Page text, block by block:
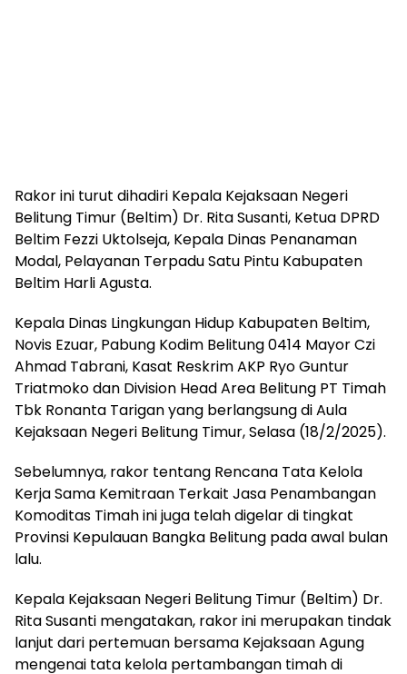
Rakor ini turut dihadiri Kepala Kejaksaan Negeri
Belitung Timur (Beltim) Dr. Rita Susanti, Ketua DPRD
Beltim Fezzi Uktolseja, Kepala Dinas Penanaman
Modal, Pelayanan Terpadu Satu Pintu Kabupaten
Beltim Harli Agusta.
Kepala Dinas Lingkungan Hidup Kabupaten Beltim,
Novis Ezuar, Pabung Kodim Belitung 0414 Mayor Czi
Ahmad Tabrani, Kasat Reskrim AKP Ryo Guntur
Triatmoko dan Division Head Area Belitung PT Timah
Tbk Ronanta Tarigan yang berlangsung di Aula
Kejaksaan Negeri Belitung Timur, Selasa (18/2/2025).
Sebelumnya, rakor tentang Rencana Tata Kelola
Kerja Sama Kemitraan Terkait Jasa Penambangan
Komoditas Timah ini juga telah digelar di tingkat
Provinsi Kepulauan Bangka Belitung pada awal bulan
lalu.
Kepala Kejaksaan Negeri Belitung Timur (Beltim) Dr.
Rita Susanti mengatakan, rakor ini merupakan tindak
lanjut dari pertemuan bersama Kejaksaan Agung
mengenai tata kelola pertambangan timah di